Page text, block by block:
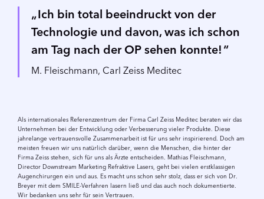
Ich bin total beeindruckt von der
Technologie und davon, was ich schon
am Tag nach der OP sehen konnte!
M. Fleischmann, Carl Zeiss Meditec
Als internationales Referenzzentrum der Firma Carl Zeiss Meditec beraten wir das
Unternehmen bei der Entwicklung oder Verbesserung vieler Produkte. Diese
jahrelange vertrauensvolle Zusammenarbeit ist für uns sehr inspirierend. Doch am
meisten freuen wir uns natürlich darüber, wenn die Menschen, die hinter der
Firma Zeiss stehen, sich für uns als Ärzte entscheiden. Mathias Fleischmann,
Director Downstream Marketing Refraktive Lasers, geht bei vielen erstklassigen
Augenchirurgen ein und aus. Es macht uns schon sehr stolz, dass er sich von Dr.
Breyer mit dem SMILE-Verfahren lasern ließ und das auch noch dokumentierte.
Wir bedanken uns sehr für sein Vertrauen.